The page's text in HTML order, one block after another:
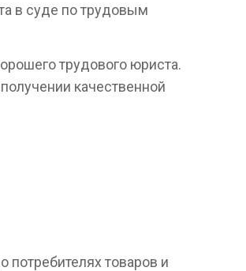
в суде по трудовым
трудового юриста.
качественной
потребителях товаров и